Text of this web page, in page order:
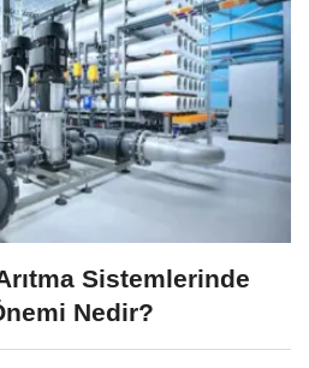
Sistemlerinde
Nedir?